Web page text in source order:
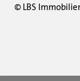
© LBS
|